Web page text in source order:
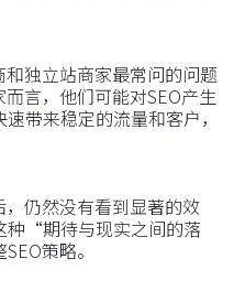
独立站商家最常问的问题
言，他们可能对SEO产生
带来稳定的流量和客户，
仍然没有看到显著的效
种“期待与现实之间的落
策略。